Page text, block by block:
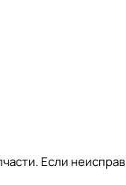
. Если